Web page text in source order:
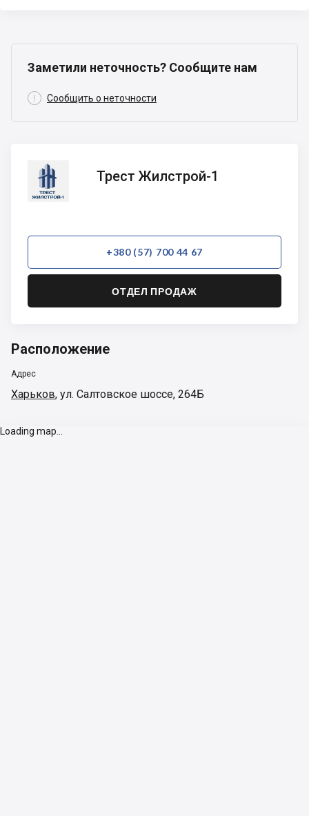
Заметили неточность? Сообщите нам
 Сообщить о неточности
Трест
Жилстрой-1
Трест Жилстрой-1
+380 (57) 700 44 67
ОТДЕЛ ПРОДАЖ
Расположение
Адрес
Харьков, ул. Салтовское шоссе, 264Б
Loading map...